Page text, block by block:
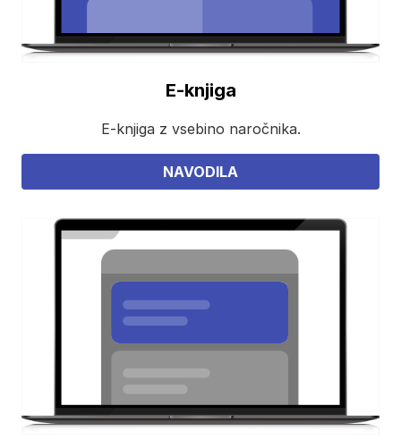
E-knjiga
E-knjiga z vsebino naročnika.
NAVODILA